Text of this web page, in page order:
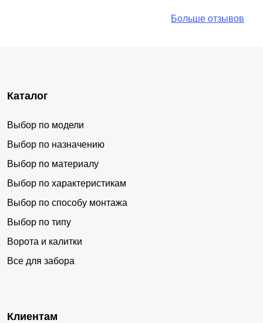
Больше отзывов
Каталог
Выбор по модели
Выбор по назначению
Выбор по материалу
Выбор по характеристикам
Выбор по способу монтажа
Выбор по типу
Ворота и калитки
Все для забора
Клиентам